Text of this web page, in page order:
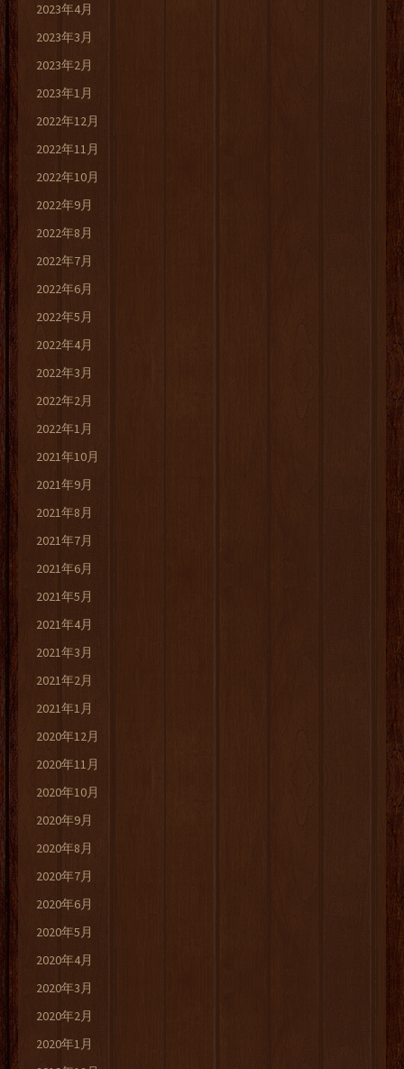
2023年4月
2023年3月
2023年2月
2023年1月
2022年12月
2022年11月
2022年10月
2022年9月
2022年8月
2022年7月
2022年6月
2022年5月
2022年4月
2022年3月
2022年2月
2022年1月
2021年10月
2021年9月
2021年8月
2021年7月
2021年6月
2021年5月
2021年4月
2021年3月
2021年2月
2021年1月
2020年12月
2020年11月
2020年10月
2020年9月
2020年8月
2020年7月
2020年6月
2020年5月
2020年4月
2020年3月
2020年2月
2020年1月